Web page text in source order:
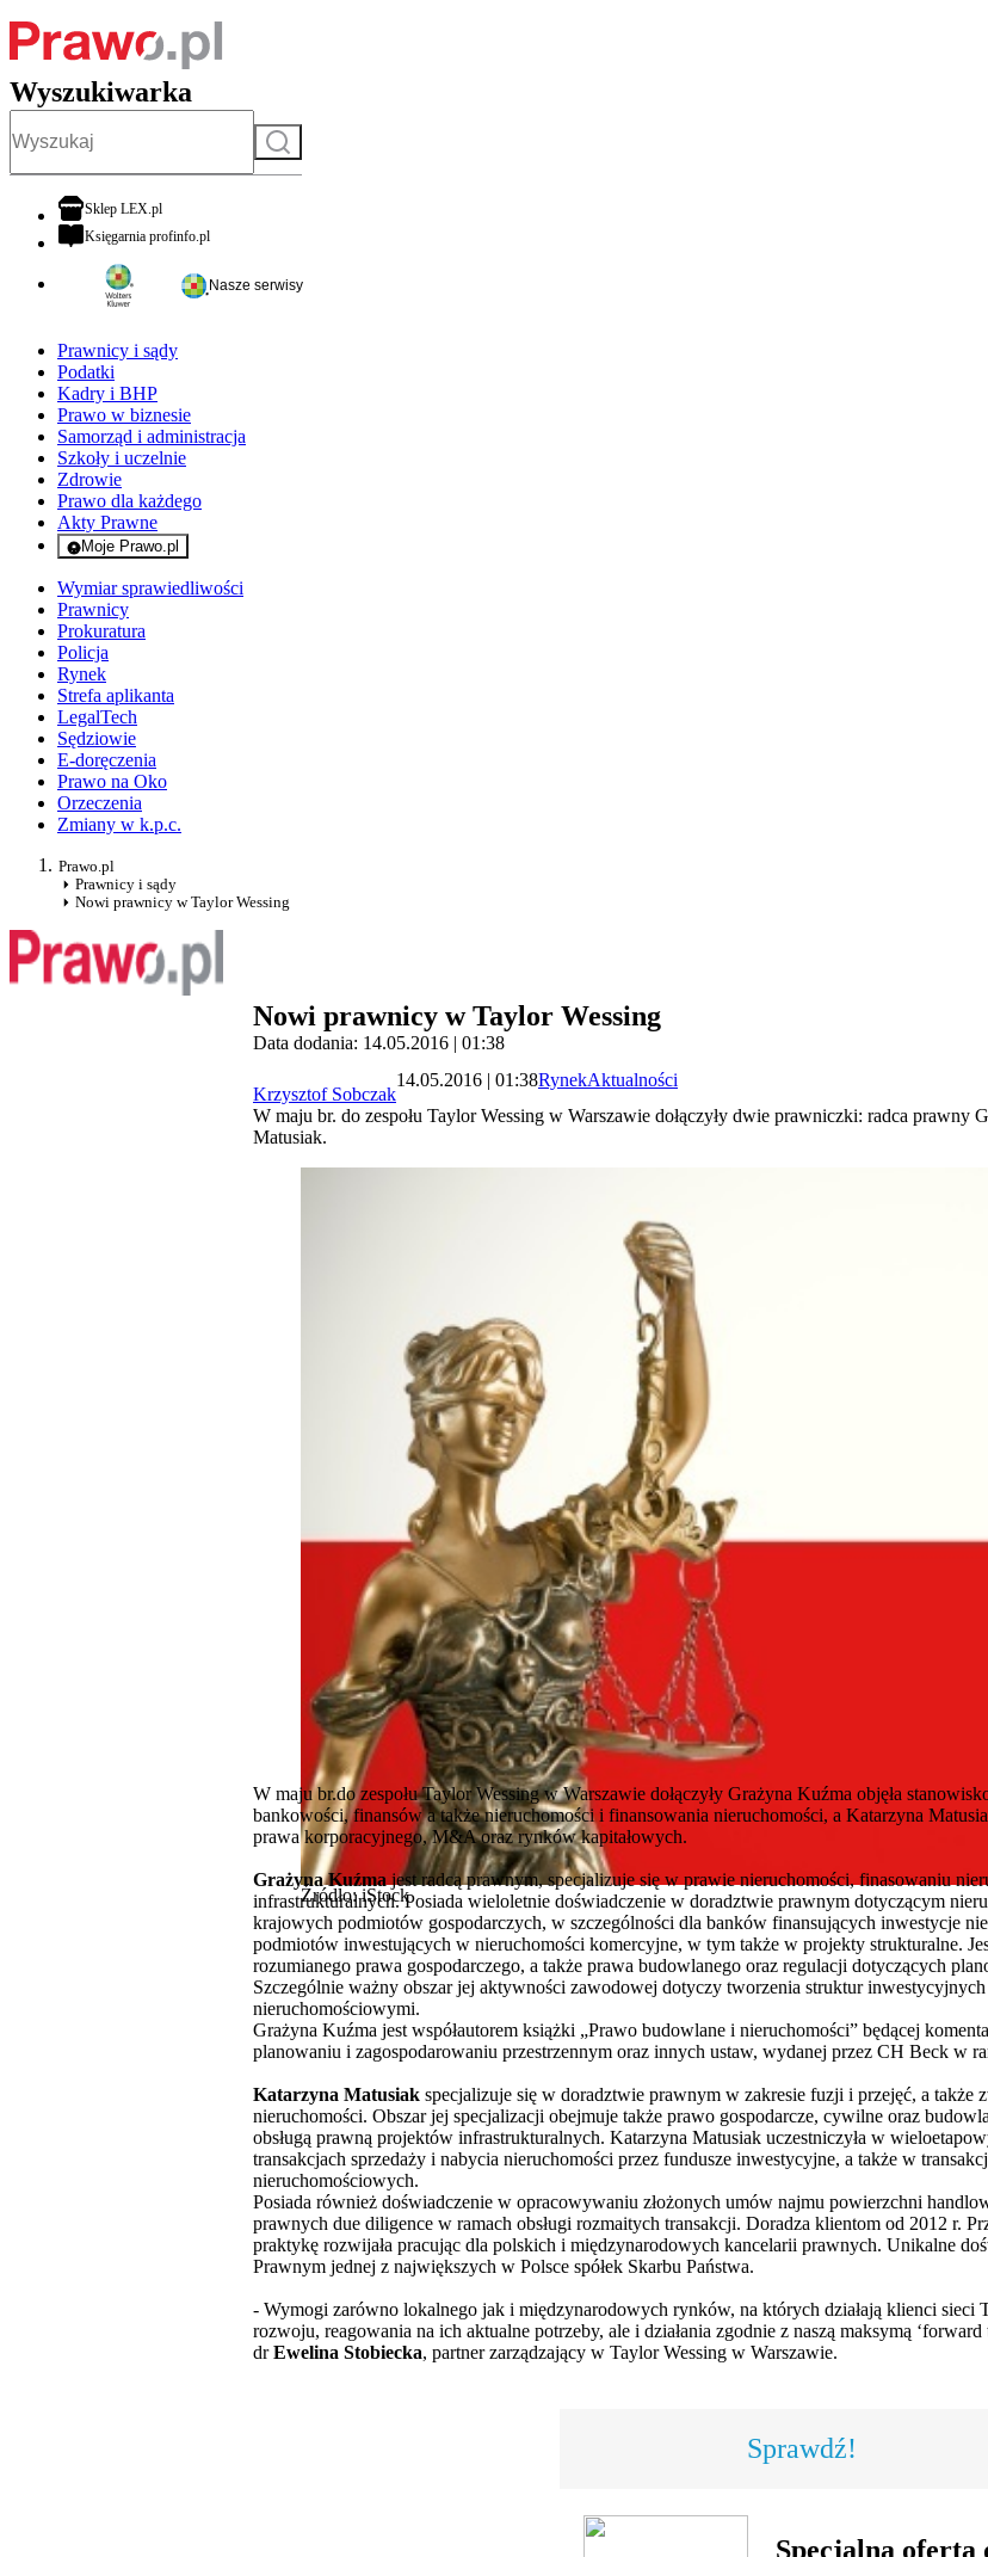
Wyszukiwarka
Szukaj
Sklep LEX.plotwiera się w nowej karcie
Księgarnia profinfo.plotwiera się w nowej karcie
Nasze serwisy
Prawnicy i sądy
Podatki
Kadry i BHP
Prawo w biznesie
Samorząd i administracja
Szkoły i uczelnie
Zdrowie
Prawo dla każdego
Akty Prawne
Moje Prawo.pl
- rejestracja i logowanie do serwisu
Wymiar sprawiedliwości
Prawnicy
Prokuratura
Policja
Rynek
Strefa aplikanta
LegalTech
Sędziowie
E-doręczenia
Prawo na Oko
Orzeczenia
Zmiany w k.p.c.
Prawo.pl
Prawnicy i sądy
Nowi prawnicy w Taylor Wessing
Nowi prawnicy w Taylor Wessing
Data dodania: 14.05.2016 | 01:38
Krzysztof Sobczak
14.05.2016 | 01:38RynekAktualności
W maju br. do zespołu Taylor Wessing w Warszawie dołączyły dwie prawniczki: radca prawny
Matusiak.
Źródło: iStock
W maju br.do zespołu Taylor Wessing w Warszawie dołączyły Grażyna Kuźma objęła
bankowości, finansów a także nieruchomości i finansowania nieruchomości, a Katarzyna
prawa korporacyjnego, M&A oraz rynków kapitałowych.
Grażyna Kuźmajest radcą prawnym, specjalizuje się w prawie nieruchomości, finasowaniu
infrastrukturalnych. Posiada wieloletnie doświadczenie w doradztwie prawnym dotyczącym
krajowych podmiotów gospodarczych, w szczególności dla banków finansujących inwestycje
podmiotów inwestujących w nieruchomości komercyjne, w tym także w projekty strukturalne.
rozumianego prawa gospodarczego, a także prawa budowlanego oraz regulacji dotyczących
Szczególnie ważny obszar jej aktywności zawodowej dotyczy tworzenia struktur
nieruchomościowymi.
Grażyna Kuźma jest współautorem książki „Prawo budowlane i nieruchomości” będącej
planowaniu i zagospodarowaniu przestrzennym oraz innych ustaw, wydanej przez CH Beck w
Katarzyna Matusiak specjalizuje się w doradztwie prawnym w zakresie fuzji i przejęć, a także
nieruchomości. Obszar jej specjalizacji obejmuje także prawo gospodarcze, cywilne oraz
obsługą prawną projektów infrastrukturalnych. Katarzyna Matusiak uczestniczyła w
transakcjach sprzedaży i nabycia nieruchomości przez fundusze inwestycyjne, a także w
nieruchomościowych.
Posiada również doświadczenie w opracowywaniu złożonych umów najmu powierzchni
prawnych due diligence w ramach obsługi rozmaitych transakcji. Doradza klientom od 2012 r.
praktykę rozwijała pracując dla polskich i międzynarodowych kancelarii prawnych. Unikalne
Prawnym jednej z największych w Polsce spółek Skarbu Państwa.
- Wymogi zarówno lokalnego jak i międzynarodowych rynków, na których działają klienci sieci
rozwoju, reagowania na ich aktualne potrzeby, ale i działania zgodnie z naszą maksymą
drEwelina Stobiecka, partner zarządzający w Taylor Wessing w Warszawie.
Sprawdź!
Specjalna oferta